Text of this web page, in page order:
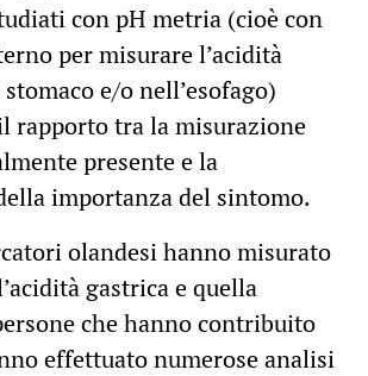
con pH metria (cioè con
per misurare l’acidità
e/o nell’esofago)
rapporto tra la misurazione
presente e la
importanza del sintomo.
olandesi hanno misurato
gastrica e quella
che hanno contribuito
effettuato numerose analisi